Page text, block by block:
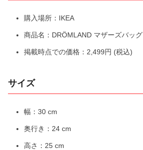
購入場所：IKEA
商品名：DRÖMLAND マザーズバッグ
掲載時点での価格：2,499円 (税込)
サイズ
幅：30 cm
奥行き：24 cm
高さ：25 cm